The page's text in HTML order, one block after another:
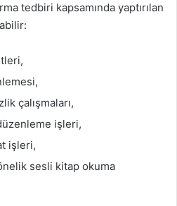
tedbiri kapsamında yaptırılan
çalışmaları,
işleri,
işleri,
sesli kitap okuma